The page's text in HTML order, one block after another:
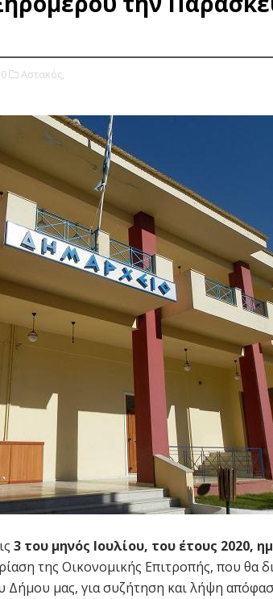
Αστακός,
3 του μηνός Ιουλίου, του έτους 2020,
της Οικονομικής Επιτροπής, που θα
Δήμου μας, για συζήτηση και λήψη